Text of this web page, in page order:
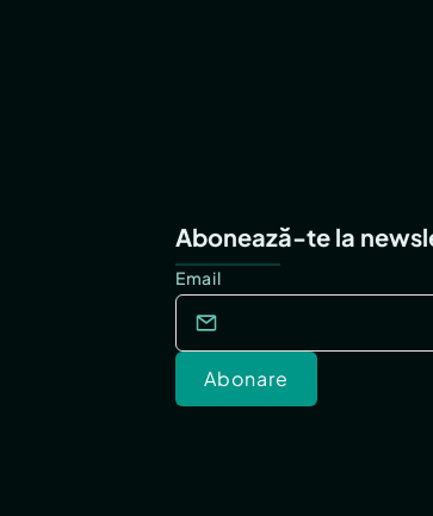
Abonează-te la
Email
Abonare